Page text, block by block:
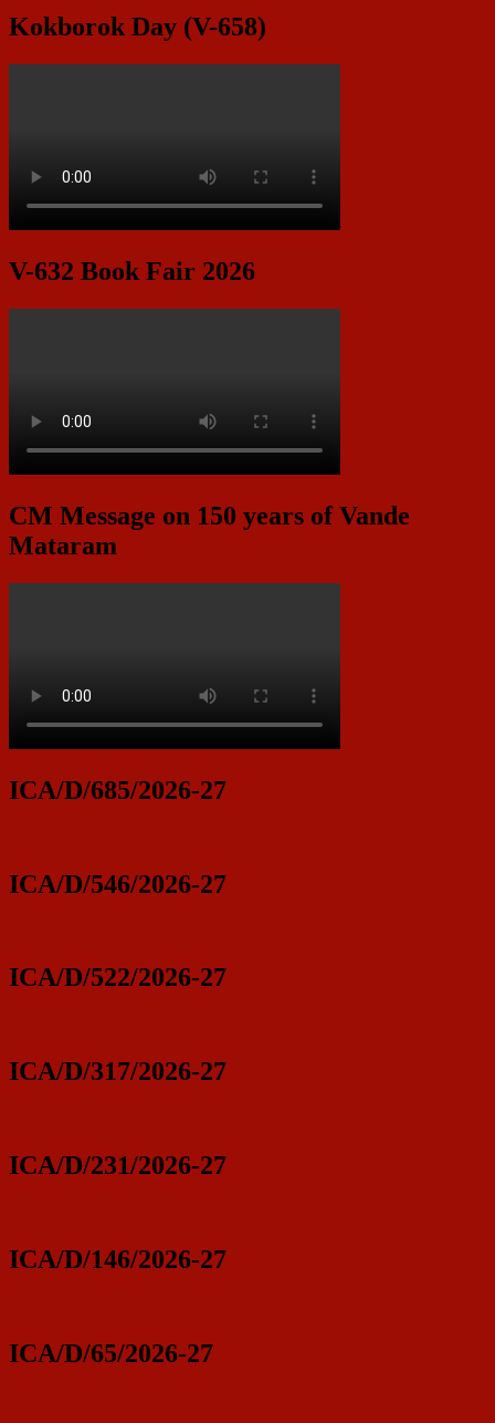
Kokborok Day (V-658)
V-632 Book Fair 2026
CM Message on 150 years of Vande
Mataram
ICA/D/685/2026-27
ICA/D/546/2026-27
ICA/D/522/2026-27
ICA/D/317/2026-27
ICA/D/231/2026-27
ICA/D/146/2026-27
ICA/D/65/2026-27